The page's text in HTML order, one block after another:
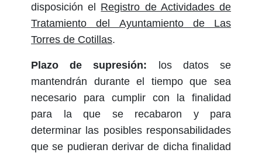
disposición el Registro de Actividades de
Tratamiento del Ayuntamiento de Las
Torres de Cotillas.
Plazo de supresión: los datos se
mantendrán durante el tiempo que sea
necesario para cumplir con la finalidad
para la que se recabaron y para
determinar las posibles responsabilidades
que se pudieran derivar de dicha finalidad